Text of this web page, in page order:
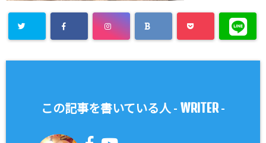
この記事を書いている人 - WRITER-